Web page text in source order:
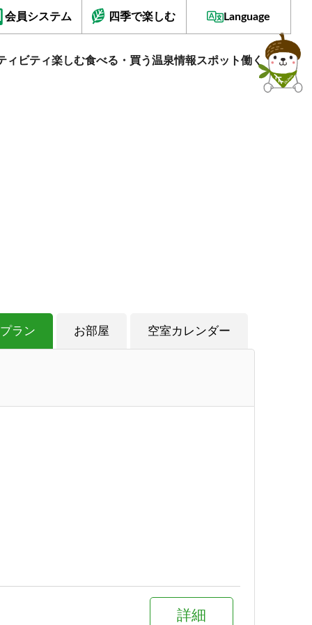
会員システム 四季で楽しむ Language
ィビティ楽しむ食べる・買う温泉情報スポット働く
ラン お部屋 空室カレンダー
詳細